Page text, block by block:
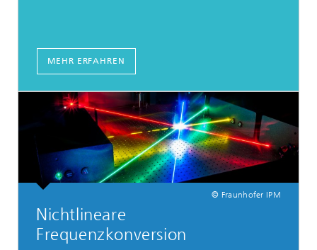
MEHR ERFAHREN
© Fraunhofer IPM
Nichtlineare
Frequenzkonversion